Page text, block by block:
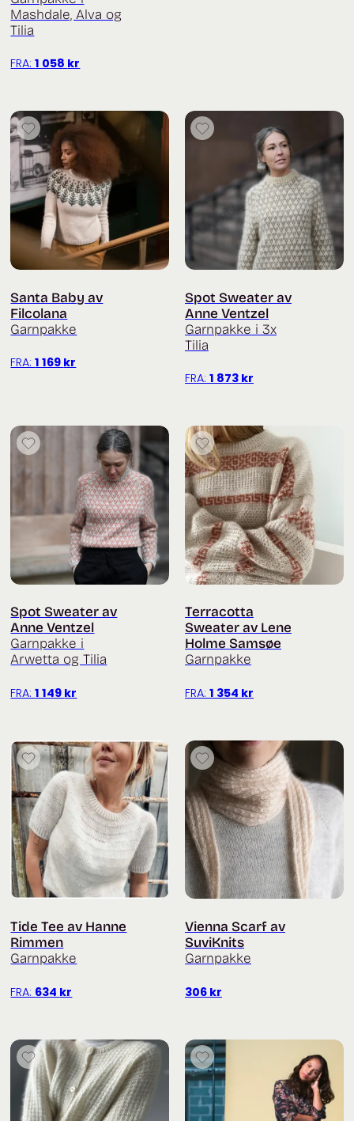
Mashdale, Alva og
Tilia
FRA:1 058 kr
Santa Baby av
Filcolana
Garnpakke
FRA:1 169 kr
Spot Sweater av
Anne Ventzel
Garnpakke i 3x
Tilia
FRA: 1 873 kr
Spot Sweater av
Anne Ventzel
Garnpakke i
Arwetta og Tilia
FRA:1 149 kr
Terracotta
Sweater av Lene
Holme Samsøe
Garnpakke
FRA: 1 354 kr
Tide Tee av Hanne
Rimmen
Garnpakke
FRA: 634 kr
Vienna Scarf av
SuviKnits
Garnpakke
306 kr